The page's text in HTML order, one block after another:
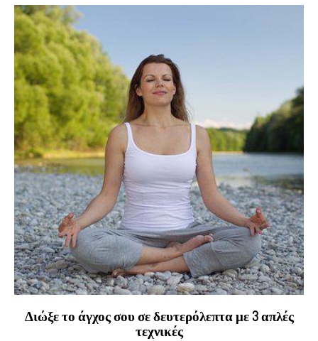
Διώξε το άγχος σου σε δευτερόλεπτα με 3 απλές
τεχνικές